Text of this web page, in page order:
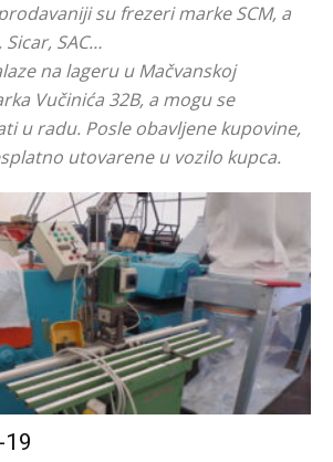
su frezeri marke SCM, a
SAC…
na lageru u Mačvanskoj
Vučinića 32B, a mogu se
u radu. Posle obavljene kupovine,
utovarene u vozilo kupca.
19